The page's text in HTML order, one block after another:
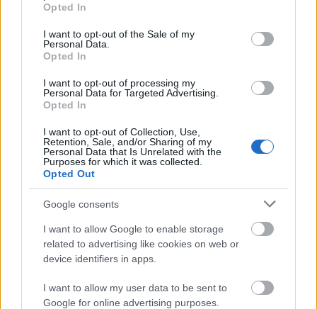
use your data for below specified purposes in below Google
consent section.
Opted In
I want to opt-out of the Sale of my
Personal Data.
Opted In
I want to opt-out of processing my
Personal Data for Targeted Advertising.
Opted In
I want to opt-out of Collection, Use,
Retention, Sale, and/or Sharing of my
Personal Data that Is Unrelated with the
Purposes for which it was collected.
Opted Out
Google consents
I want to allow Google to enable storage
related to advertising like cookies on web or
device identifiers in apps.
I want to allow my user data to be sent to
Google for online advertising purposes.
Ευρωπαϊκής Επιτροπής, ως το πρόσωπο που
ξεκίνησε τη βιομηχανική ανάπτυξη των
βιοκαυσίμων στην Ευρώπη και παγκοσμίως, ενώ
Καθηγητή της Σχολής Ναυτικών Δοκίμων,
αναγνώρισε πως πρόκειται για τον πιο
συστηματικό, σταθερά και σθεναρά, υποστηρικτή
αυτής της προοπτικής στην Ελλάδα. Και οι δύο
αξίζουν τα θερμά μας συγχαρητήρια.
Ακολουθήστε τοinsider.gr στο Google News
και μάθετε